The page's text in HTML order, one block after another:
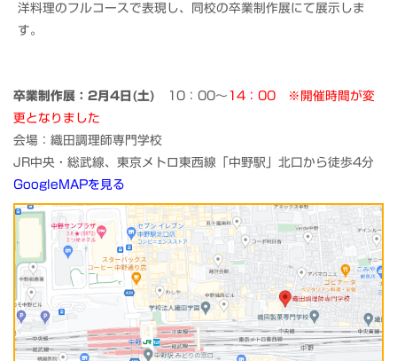
洋料理のフルコースで表現し、同校の卒業制作展にて展示しま
す。
卒業制作展：2月4日(土) 10：00～ 14：00 ※開催時間が変
更となりました
会場：織田調理師専門学校
JR中央・総武線、東京メトロ東西線「中野駅」北口から徒歩4分
GoogleMAPを見る